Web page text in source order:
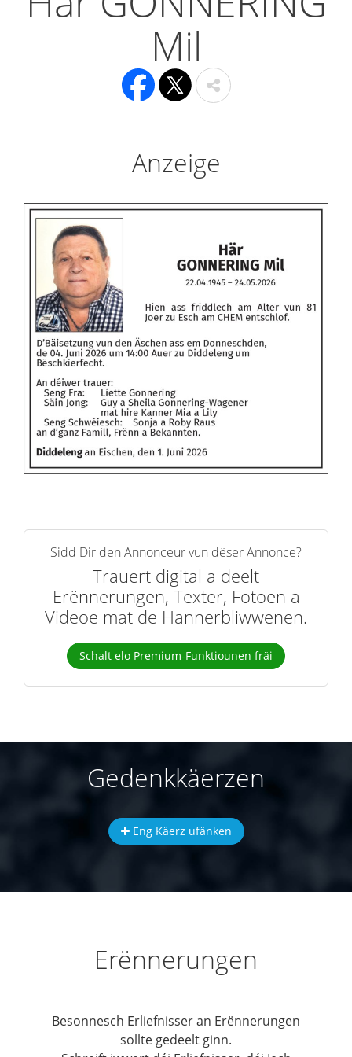
Mil
Anzeige
Sidd Dir den Annonceur vun dëser Annonce?
Trauert digital a deelt
Erënnerungen, Texter, Fotoen a
Videoe mat de Hannerbliwwenen.
Schalt elo Premium-Funktiounen fräi
Gedenkkäerzen
Eng Käerz ufänken
Erënnerungen
Besonnesch Erliefnisser an Erënnerungen
sollte gedeelt ginn.